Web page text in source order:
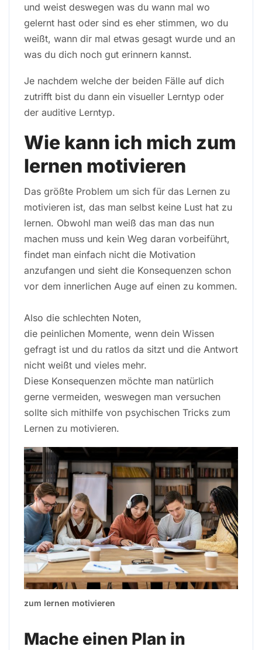
und weist deswegen was du wann mal wo
gelernt hast oder sind es eher stimmen, wo du
weißt, wann dir mal etwas gesagt wurde und an
was du dich noch gut erinnern kannst.
Je nachdem welche der beiden Fälle auf dich
zutrifft bist du dann ein visueller Lerntyp oder
der auditive Lerntyp.
Wie kann ich mich zum
lernen motivieren
Das größte Problem um sich für das Lernen zu
motivieren ist, das man selbst keine Lust hat zu
lernen. Obwohl man weiß das man das nun
machen muss und kein Weg daran vorbeiführt,
findet man einfach nicht die Motivation
anzufangen und sieht die Konsequenzen schon
vor dem innerlichen Auge auf einen zu kommen.
Also die schlechten Noten,
die peinlichen Momente, wenn dein Wissen
gefragt ist und du ratlos da sitzt und die Antwort
nicht weißt und vieles mehr.
Diese Konsequenzen möchte man natürlich
gerne vermeiden, weswegen man versuchen
sollte sich mithilfe von psychischen Tricks zum
Lernen zu motivieren.
zum lernen motivieren
Mache einen Plan in